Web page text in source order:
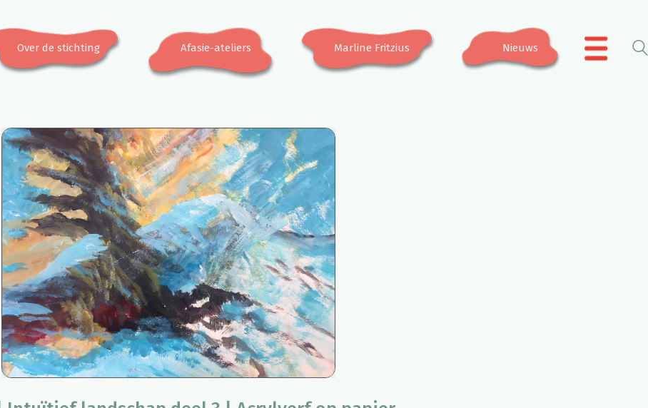
Over de stichting Afasie-ateliers Marline Fritzius Nieuws .